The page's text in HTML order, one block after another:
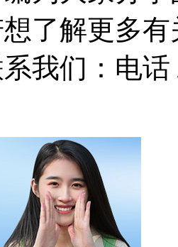
了解更多
我们： 电话